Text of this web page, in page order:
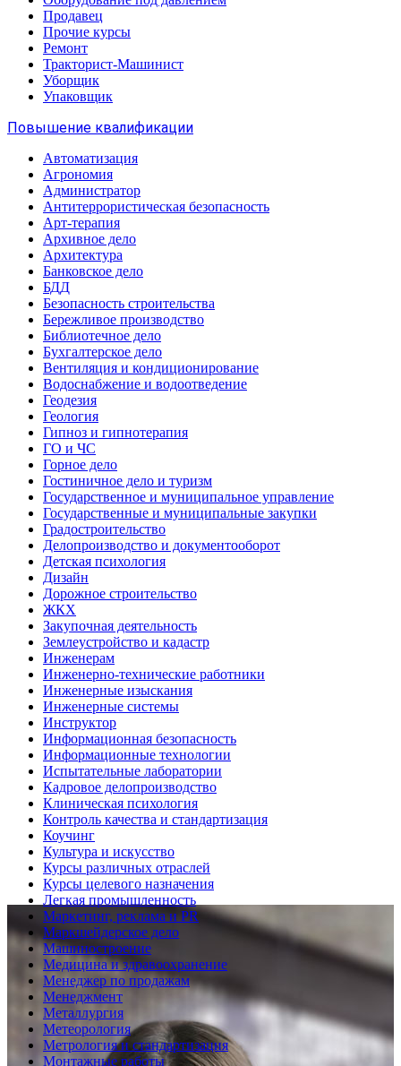
Продавец
Прочие курсы
Ремонт
Тракторист-Машинист
Уборщик
Упаковщик
Повышение квалификации
Автоматизация
Агрономия
Администратор
Антитеррористическая безопасность
Арт-терапия
Архивное дело
Архитектура
Банковское дело
БДД
Безопасность строительства
Бережливое производство
Библиотечное дело
Бухгалтерское дело
Вентиляция и кондиционирование
Водоснабжение и водоотведение
Геодезия
Геология
Гипноз и гипнотерапия
ГО и ЧС
Горное дело
Гостиничное дело и туризм
Государственное и муниципальное управление
Государственные и муниципальные закупки
Градостроительство
Делопроизводство и документооборот
Детская психология
Дизайн
Дорожное строительство
ЖКХ
Закупочная деятельность
Землеустройство и кадастр
Инженерам
Инженерно-технические работники
Инженерные изыскания
Инженерные системы
Инструктор
Информационная безопасность
Информационные технологии
Испытательные лаборатории
Кадровое делопроизводство
Клиническая психология
Контроль качества и стандартизация
Коучинг
Культура и искусство
Курсы различных отраслей
Курсы целевого назначения
Легкая промышленность
Маркетинг, реклама и PR
Маркшейдерское дело
Машиностроение
Медицина и здравоохранение
Менеджер по продажам
Менеджмент
Металлургия
Метеорология
Метрология и стандартизация
Монтажные работы